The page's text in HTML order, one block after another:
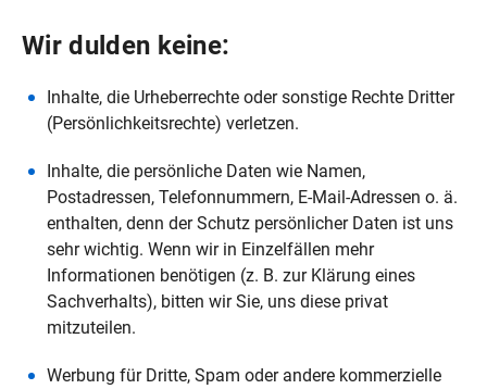
Wir dulden keine:
Inhalte, die Urheberrechte oder sonstige Rechte Dritter
(Persönlichkeitsrechte) verletzen.
Inhalte, die persönliche Daten wie Namen,
Postadressen, Telefonnummern, E-Mail-Adressen o. ä.
enthalten, denn der Schutz persönlicher Daten ist uns
sehr wichtig. Wenn wir in Einzelfällen mehr
Informationen benötigen (z. B. zur Klärung eines
Sachverhalts), bitten wir Sie, uns diese privat
mitzuteilen.
Werbung für Dritte, Spam oder andere kommerzielle